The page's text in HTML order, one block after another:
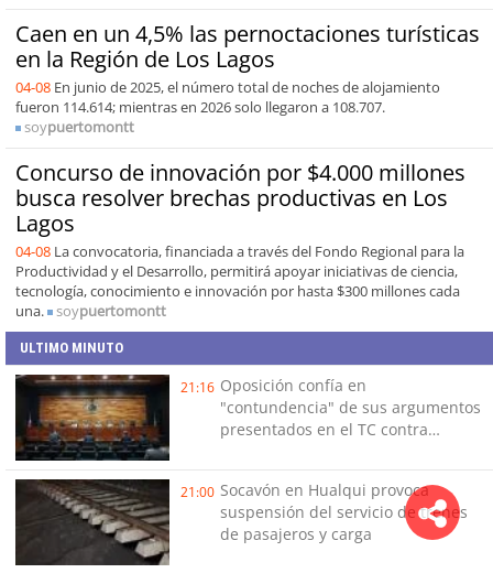
Caen en un 4,5% las pernoctaciones turísticas
en la Región de Los Lagos
04-08 En junio de 2025, el número total de noches de alojamiento
fueron 114.614; mientras en 2026 solo llegaron a 108.707.
soypuertomontt
Concurso de innovación por $4.000 millones
busca resolver brechas productivas en Los
Lagos
04-08 La convocatoria, financiada a través del Fondo Regional para la
Productividad y el Desarrollo, permitirá apoyar iniciativas de ciencia,
tecnología, conocimiento e innovación por hasta $300 millones cada
una.
soypuertomontt
ULTIMO MINUTO
21:16 Oposición confía en
"contundencia" de sus argumentos
presentados en el TC contra
21:00 Socavón en Hualqui provoca
suspensión del servicio de trenes
de pasajeros y carga